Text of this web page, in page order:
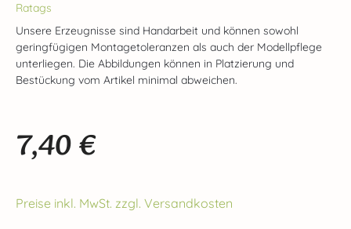
Ratags
Unsere Erzeugnisse sind Handarbeit und können sowohl
geringfügigen Montagetoleranzen als auch der Modellpflege
unterliegen. Die Abbildungen können in Platzierung und
Bestückung vom Artikel minimal abweichen.
Regulärer Preis:
7,40 €
Preise inkl. MwSt. zzgl. Versandkosten